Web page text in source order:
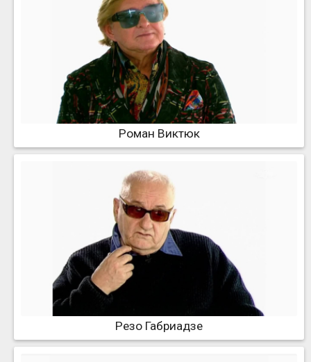
Роман Виктюк
Резо Габриадзе